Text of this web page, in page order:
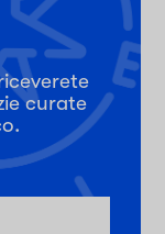
curate